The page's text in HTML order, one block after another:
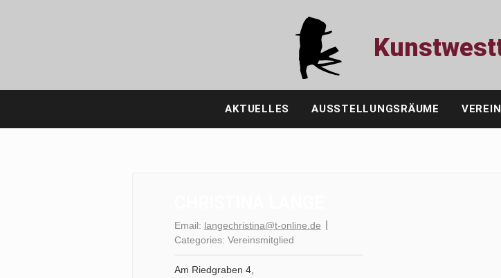
AKTUELLES AUSSTELLUNGSRÄUME VEREIN
Email: langechristina@t-online.de
Categories: Vereinsmitglied
Am Riedgraben 4,